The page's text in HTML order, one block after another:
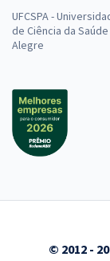
UFCSPA -
de Ciência da
Alegre
© 2012 -